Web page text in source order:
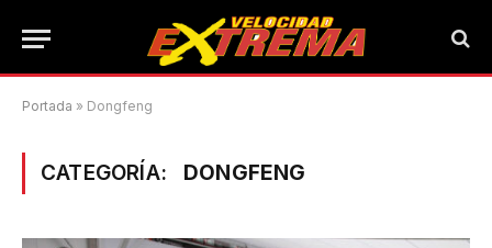
Portada » Dongfeng
CATEGORÍA: DONGFENG